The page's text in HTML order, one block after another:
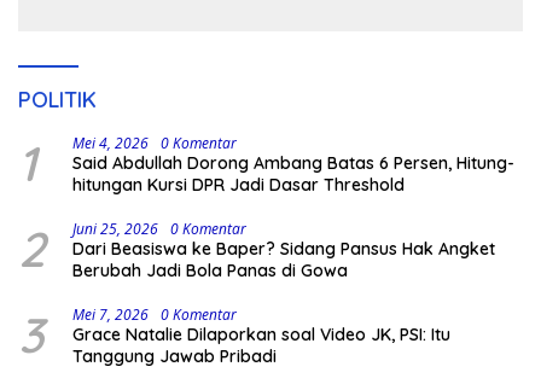
POLITIK
1 Mei 4, 2026 0 Komentar
Said Abdullah Dorong Ambang Batas 6 Persen, Hitung-
hitungan Kursi DPR Jadi Dasar Threshold
2 Juni 25, 2026 0 Komentar
Dari Beasiswa ke Baper? Sidang Pansus Hak Angket
Berubah Jadi Bola Panas di Gowa
3 Mei 7, 2026 0 Komentar
Grace Natalie Dilaporkan soal Video JK, PSI: Itu
Tanggung Jawab Pribadi